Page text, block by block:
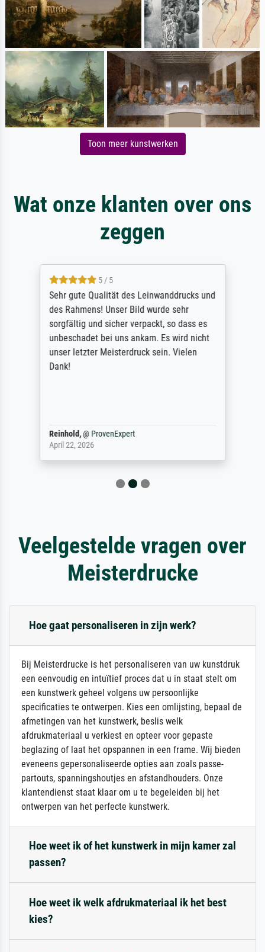
Toon meer kunstwerken
Wat onze klanten over ons
zeggen
5 / 5
Sehr gute Qualität des Leinwanddrucks und
des Rahmens! Unser Bild wurde sehr
sorgfältig und sicher verpackt, so dass es
unbeschadet bei uns ankam. Es wird nicht
unser letzter Meisterdruck sein. Vielen
Dank!
Reinhold,@ ProvenExpert
April 22, 2026
Veelgestelde vragen over
Meisterdrucke
Hoe gaat personaliseren in zijn werk?
Bij Meisterdrucke is het personaliseren van uw kunstdruk
een eenvoudig en intuïtief proces dat u in staat stelt om
een kunstwerk geheel volgens uw persoonlijke
specificaties te ontwerpen. Kies een omlijsting, bepaal de
afmetingen van het kunstwerk, beslis welk
afdrukmateriaal u verkiest en opteer voor gepaste
beglazing of laat het opspannen in een frame. Wij bieden
eveneens gepersonaliseerde opties aan zoals passe-
partouts, spanningshoutjes en afstandhouders. Onze
klantendienst staat klaar om u te begeleiden bij het
ontwerpen van het perfecte kunstwerk.
Hoe weet ik of het kunstwerk in mijn kamer zal
passen?
Hoe weet ik welk afdrukmateriaal ik het best
kies?